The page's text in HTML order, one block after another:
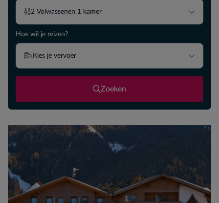
2 Volwassenen 1 kamer
Hoe wil je reizen?
Kies je vervoer
Zoeken